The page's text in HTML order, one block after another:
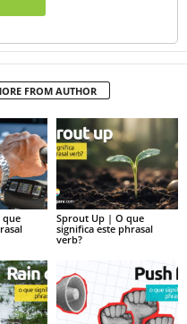
FROM AUTHOR
que
Sprout Up | O que
significa este phrasal
verb?